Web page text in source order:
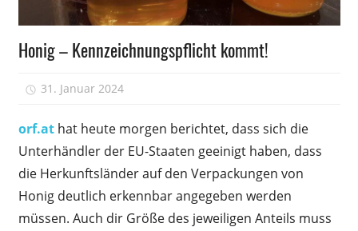
Wissen
Honig – Kennzeichnungspflicht kommt!
31. Januar 2024
orf.athat heute morgen berichtet, dass sich die
Unterhändler der EU-Staaten geeinigt haben, dass
die Herkunftsländer auf den Verpackungen von
Honig deutlich erkennbar angegeben werden
müssen. Auch dir Größe des jeweiligen Anteils muss